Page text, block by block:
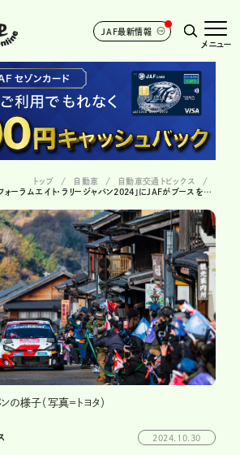
JAF最新情報
メニュー
トップ 自動車
自動車交通トピックス
世界ラリー選手権（WRC）「フォーラムエイト・ラリージャパン2024」にJAFがブースを出展
の様子（写真＝トヨタ）
2024.10.30